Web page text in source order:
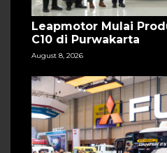
Leapmotor Mulai
C10 di Purwakarta
August 8, 2026